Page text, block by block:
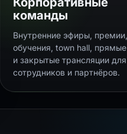
команды
Внутренние эфиры, премии,
обучения, town hall,
и закрытые трансляции для
сотрудников и партнёров.